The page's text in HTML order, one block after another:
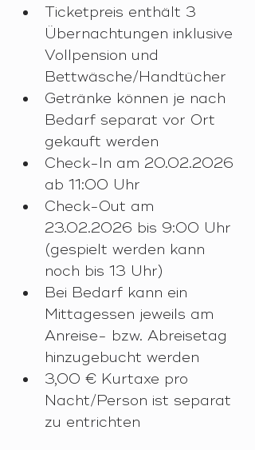
Ticketpreis enthält 3
Übernachtungen inklusive
Vollpension und
Bettwäsche/Handtücher
Getränke können je nach
Bedarf separat vor Ort
gekauft werden
Check-In am 20.02.2026
ab 11:00 Uhr
Check-Out am
23.02.2026 bis 9:00 Uhr
(gespielt werden kann
noch bis 13 Uhr)
Bei Bedarf kann ein
Mittagessen jeweils am
Anreise- bzw. Abreisetag
hinzugebucht werden
3,00 € Kurtaxe pro
Nacht/Person ist separat
zu entrichten